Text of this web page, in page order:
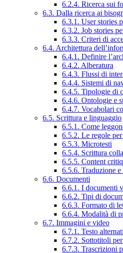
6.2.4. Ricerca sui
6.3. Dalla ricerca ai
6.3.1. User stories
6.3.2. Job stories
6.3.3. Criteri di
6.4. Architettura
6.4.1. Definire
6.4.2. Alberatura
6.4.3. Flussi di
6.4.4. Sistemi di
6.4.5. Tipologie di
6.4.6. Ontologie e
6.4.7. Vocabolari
6.5. Scrittura e linguaggio
6.5.1. Come
6.5.2. Le regole
6.5.3. Microtesti
6.5.4. Scrittura
6.5.5. Content
6.5.6. Traduzione
6.6. Documenti
6.6.1. I documenti
6.6.2. Tipi di
6.6.3. Formato di
6.6.4. Modalità di
6.7. Immagini e video
6.7.1. Testo
6.7.2. Sottotitoli
6.7.3. Trascrizioni